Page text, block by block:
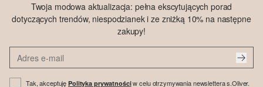
Twoja modowa aktualizacja: pełna ekscytujących porad
dotyczących trendów, niespodzianek i ze zniżką 10% na następne
zakupy!
Tak, akceptujęPolityka prywatnościw celu otrzymywania newslettera s.Oliver.